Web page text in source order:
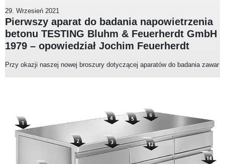
29. Wrzesień 2021
Pierwszy aparat do badania napowietrzenia
betonu TESTING Bluhm & Feuerherdt GmbH
1979 – opowiedział Jochim Feuerherdt
Przy okazji naszej nowej broszury dotyczącej aparatów do badania zawar